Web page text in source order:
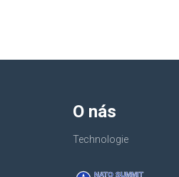
O nás
Technologie